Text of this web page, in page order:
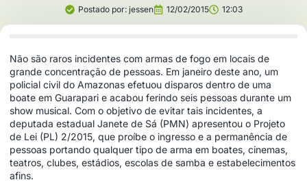
Postado por:jessen 12/02/2015 12:03
Não são raros incidentes com armas de fogo em locais de
grande concentração de pessoas. Em janeiro deste ano, um
policial civil do Amazonas efetuou disparos dentro de uma
boate em Guarapari e acabou ferindo seis pessoas durante um
show musical. Com o objetivo de evitar tais incidentes, a
deputada estadual Janete de Sá (PMN) apresentou o Projeto
de Lei (PL) 2/2015, que proíbe o ingresso e a permanência de
pessoas portando qualquer tipo de arma em boates, cinemas,
teatros, clubes, estádios, escolas de samba e estabelecimentos
afins.